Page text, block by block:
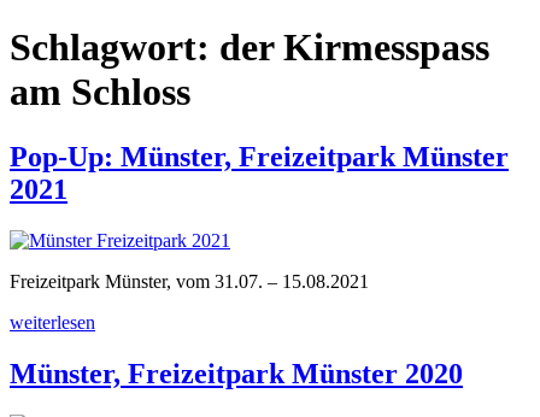
Schlagwort: der Kirmesspass
am Schloss
Pop-Up: Münster, Freizeitpark Münster
2021
Freizeitpark Münster, vom 31.07. – 15.08.2021
„Pop-
Münster,
Freizeitpark
weiterlesen
Münster, Freizeitpark Münster 2020